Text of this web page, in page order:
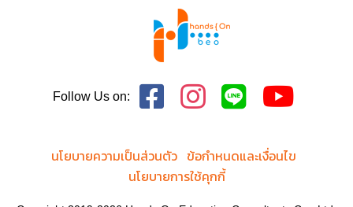
Follow Us on:
นโยบายความเป็นส่วนตัว ข้อกำหนดและเงื่อนไข
นโยบายการใช้คุกกี้